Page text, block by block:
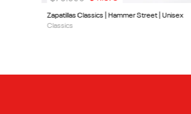
Zapatillas Classics | Hammer Street | Unisex
Classics